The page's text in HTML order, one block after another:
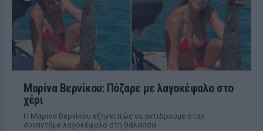
Μαρίνα Βερνίκου: Πόζαρε με λαγοκέφαλο στο
χέρι
Η Μαρίνα Βερνίκου εξηγεί πώς να αντιδρούμε όταν
συναντάμε λαγοκέφαλο στη θάλασσα